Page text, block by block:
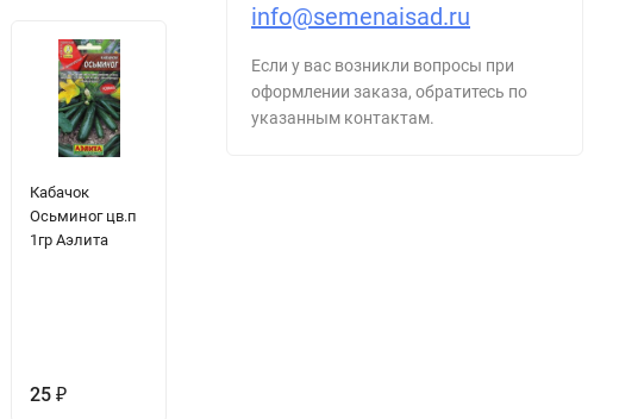
Кабачок
Осьминог цв.п
1гр Аэлита
25₽
info@semenaisad.ru
Если у вас возникли вопросы при
оформлении заказа, обратитесь по
указанным контактам.